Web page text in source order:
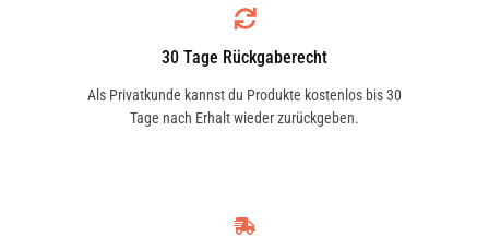
30 Tage Rückgaberecht
Als Privatkunde kannst du Produkte kostenlos bis 30
Tage nach Erhalt wieder zurückgeben.